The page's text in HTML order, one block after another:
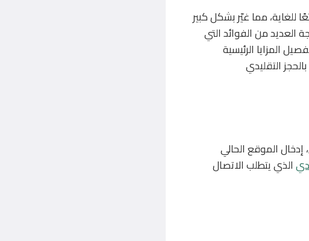
للغاية، مما غيّر بشكل كبير
العديد من الفوائد التي
المزايا الرئيسية
التقليدي
الموقع الحالي
الذي يتطلب الاتصال